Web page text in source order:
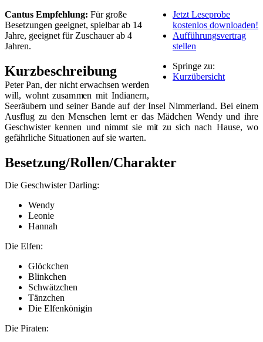
Jetzt Leseprobe
kostenlos downloaden!
Aufführungsvertrag
stellen
Springe zu:
Kurzübersicht
Cantus Empfehlung: Für große
Besetzungen geeignet, spielbar ab 14
Jahre, geeignet für Zuschauer ab 4
Jahren.
Kurzbeschreibung
Peter Pan, der nicht erwachsen werden
will, wohnt zusammen mit Indianern,
Seeräubern und seiner Bande auf der Insel Nimmerland. Bei einem
Ausflug zu den Menschen lernt er das Mädchen Wendy und ihre
Geschwister kennen und nimmt sie mit zu sich nach Hause, wo
gefährliche Situationen auf sie warten.
Besetzung/Rollen/Charakter
Die Geschwister Darling:
Wendy
Leonie
Hannah
Die Elfen:
Glöckchen
Blinkchen
Schwätzchen
Tänzchen
Die Elfenkönigin
Die Piraten: